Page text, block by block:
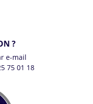
?
e-mail
75 01 18